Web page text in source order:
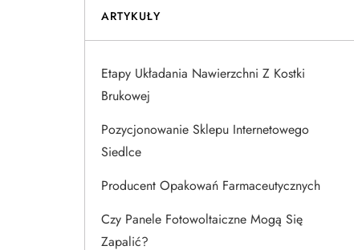
ARTYKUŁY
Etapy Układania Nawierzchni Z Kostki
Brukowej
Pozycjonowanie Sklepu Internetowego
Siedlce
Producent Opakowań Farmaceutycznych
Czy Panele Fotowoltaiczne Mogą Się
Zapalić?